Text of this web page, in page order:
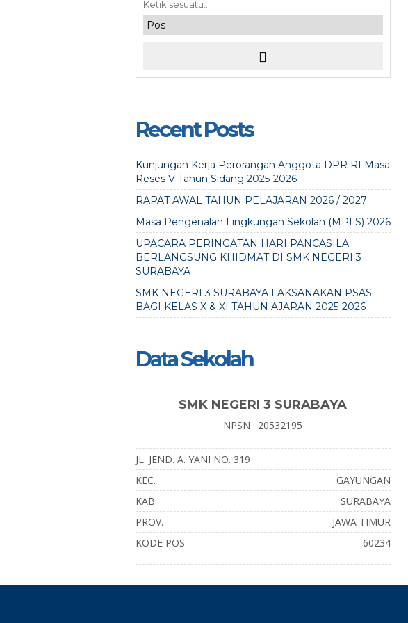
Recent Posts
Kunjungan Kerja Perorangan Anggota DPR RI Masa
Reses V Tahun Sidang 2025-2026
RAPAT AWAL TAHUN PELAJARAN 2026 / 2027
Masa Pengenalan Lingkungan Sekolah (MPLS) 2026
UPACARA PERINGATAN HARI PANCASILA
BERLANGSUNG KHIDMAT DI SMK NEGERI 3
SURABAYA
SMK NEGERI 3 SURABAYA LAKSANAKAN PSAS
BAGI KELAS X & XI TAHUN AJARAN 2025-2026
Data Sekolah
SMK NEGERI 3 SURABAYA
NPSN : 20532195
JL. JEND. A. YANI NO. 319
KEC.
GAYUNGAN
KAB.
SURABAYA
PROV.
JAWA TIMUR
KODE POS
60234